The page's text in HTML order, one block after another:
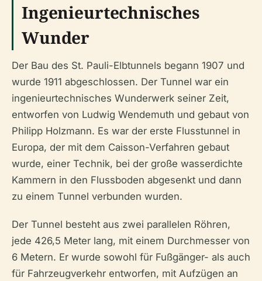
Ingenieurtechnisches
Wunder
Der Bau des St. Pauli-Elbtunnels begann 1907 und
wurde 1911 abgeschlossen. Der Tunnel war ein
ingenieurtechnisches Wunderwerk seiner Zeit,
entworfen von Ludwig Wendemuth und gebaut von
Philipp Holzmann. Es war der erste Flusstunnel in
Europa, der mit dem Caisson-Verfahren gebaut
wurde, einer Technik, bei der große wasserdichte
Kammern in den Flussboden abgesenkt und dann
zu einem Tunnel verbunden wurden.
Der Tunnel besteht aus zwei parallelen Röhren,
jede 426,5 Meter lang, mit einem Durchmesser von
6 Metern. Er wurde sowohl für Fußgänger- als auch
für Fahrzeugverkehr entworfen, mit Aufzügen an